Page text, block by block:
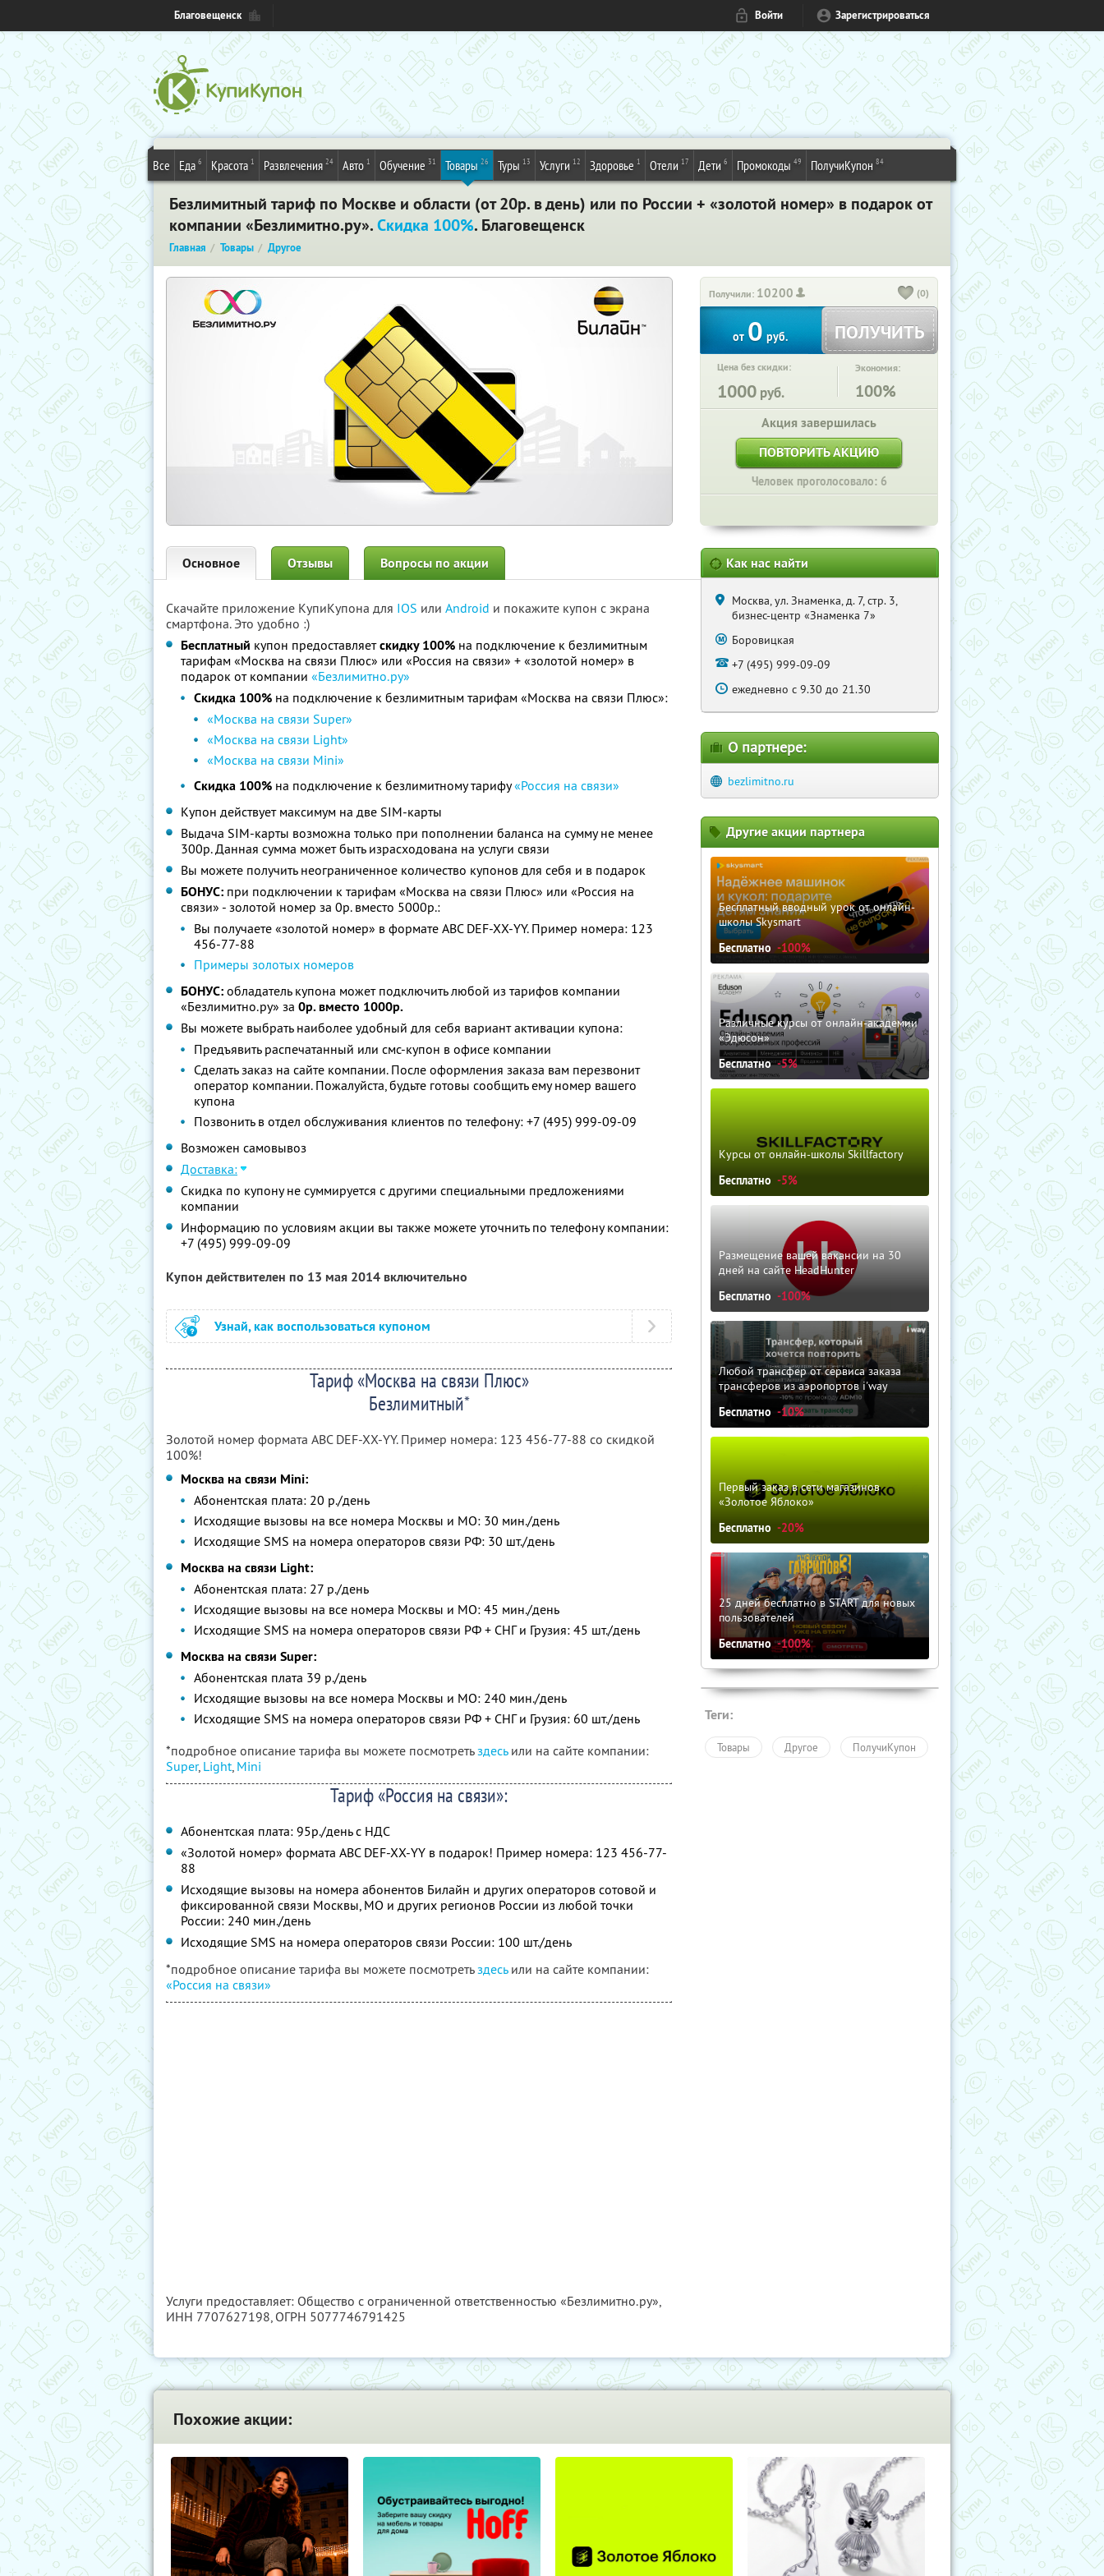
Благовещенск Войти Зарегистрироваться
Все Еда 6 Красота 1 Развлечения 24 Авто 1 Обучение 31 Товары 26 Туры 13 Услуги 12 Здоровье 1 Отели 17 Дети 6 Промокоды 49 ПолучиКупон 84
Безлимитный тариф по Москве и области (от 20р. в день) или по России + «золотой номер» в подарок от
компании «Безлимитно.ру».Скидка 100%. Благовещенск
Главная Товары Другое
Получили: 10200 (0)
от0 руб. ПОЛУЧИТЬ
Цена без скидки:
1000 руб.
Экономия:
100%
Акция завершилась
ПОВТОРИТЬ АКЦИЮ
Человек проголосовало: 6
Основное Отзывы Вопросы по акции
Скачайте приложение КупиКупона для IOS или Android и покажите купон с экрана
смартфона. Это удобно :)
Бесплатный купон предоставляетскидку 100% на подключение к безлимитным
тарифам «Москва на связи Плюс» или «Россия на связи» + «золотой номер» в
подарок от компании «Безлимитно.ру»
Скидка 100% на подключение к безлимитным тарифам «Москва на связи Плюс»:
«Москва на связи Super»
«Москва на связи Light»
«Москва на связи Mini»
Скидка 100% на подключение к безлимитному тарифу«Россия на связи»
Купон действует максимум на две SIM-карты
Выдача SIM-карты возможна только при пополнении баланса на сумму не менее
300р. Данная сумма может быть израсходована на услуги связи
Вы можете получить неограниченное количество купонов для себя и в подарок
БОНУС: при подключении к тарифам «Москва на связи Плюс» или «Россия на
связи» - золотой номер за 0р. вместо 5000р.:
Вы получаете «золотой номер» в формате ABC DEF-XX-YY. Пример номера: 123
456-77-88
Примеры золотых номеров
БОНУС: обладатель купона может подключить любой из тарифов компании
«Безлимитно.ру» за 0р. вместо 1000р.
Вы можете выбрать наиболее удобный для себя вариант активации купона:
Предъявить распечатанный или смс-купон в офисе компании
Сделать заказ на сайте компании. После оформления заказа вам перезвонит
оператор компании. Пожалуйста, будьте готовы сообщить ему номер вашего
купона
Позвонить в отдел обслуживания клиентов по телефону: +7 (495) 999-09-09
Возможен самовывоз
Доставка:
Скидка по купону не суммируется с другими специальными предложениями
компании
Информацию по условиям акции вы также можете уточнить по телефону компании:
+7 (495) 999-09-09
Купон действителен по 13 мая 2014 включительно
Узнай, как воспользоваться купоном
Тариф «Москва на связи Плюс»
Безлимитный*
Золотой номер формата ABC DEF-XX-YY. Пример номера: 123 456-77-88 со скидкой
100%!
Москва на связи Mini:
Абонентская плата: 20 р./день
Исходящие вызовы на все номера Москвы и МО: 30 мин./день
Исходящие SMS на номера операторов связи РФ: 30 шт./день
Москва на связи Light:
Абонентская плата: 27 р./день
Исходящие вызовы на все номера Москвы и МО: 45 мин./день
Исходящие SMS на номера операторов связи РФ + СНГ и Грузия: 45 шт./день
Москва на связи Super:
Абонентская плата 39 р./день
Исходящие вызовы на все номера Москвы и МО: 240 мин./день
Исходящие SMS на номера операторов связи РФ + СНГ и Грузия: 60 шт./день
*подробное описание тарифа вы можете посмотретьздесьили на сайте компании:
Super, Light, Mini
Тариф «Россия на связи»:
Абонентская плата: 95р./день с НДС
«Золотой номер» формата ABC DEF-XX-YY в подарок! Пример номера: 123 456-77-
88
Исходящие вызовы на номера абонентов Билайн и других операторов сотовой и
фиксированной связи Москвы, МО и других регионов России из любой точки
России: 240 мин./день
Исходящие SMS на номера операторов связи России: 100 шт./день
*подробное описание тарифа вы можете посмотретьздесьили на сайте компании:
«Россия на связи»
Услуги предоставляет: Общество с ограниченной ответственностью «Безлимитно.ру»,
ИНН 7707627198, ОГРН 5077746791425
Как нас найти
Москва, ул. Знаменка, д. 7, стр. 3,
бизнес-центр «Знаменка 7»
Боровицкая
+7 (495) 999-09-09
ежедневно с 9.30 до 21.30
О партнере:
bezlimitno.ru
Другие акции партнера
Бесплатный вводный урок от онлайн-
школы Skysmart
Бесплатно -100%
Различные курсы от онлайн-академии
«Эдюсон»
Бесплатно -5%
Курсы от онлайн-школы Skillfactory
Бесплатно -5%
Размещение вашей вакансии на 30
дней на сайте HeadHunter
Бесплатно -100%
Любой трансфер от сервиса заказа
трансферов из аэропортов i'way
Бесплатно -10%
Первый заказ в сети магазинов
«Золотое Яблоко»
Бесплатно -20%
25 дней бесплатно в START для новых
пользователей
Бесплатно -100%
Теги:
Товары Другое ПолучиКупон
Похожие акции: